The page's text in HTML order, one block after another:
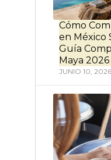
Cómo
en México
Guía
Maya 2026
JUNIO 10, 2026